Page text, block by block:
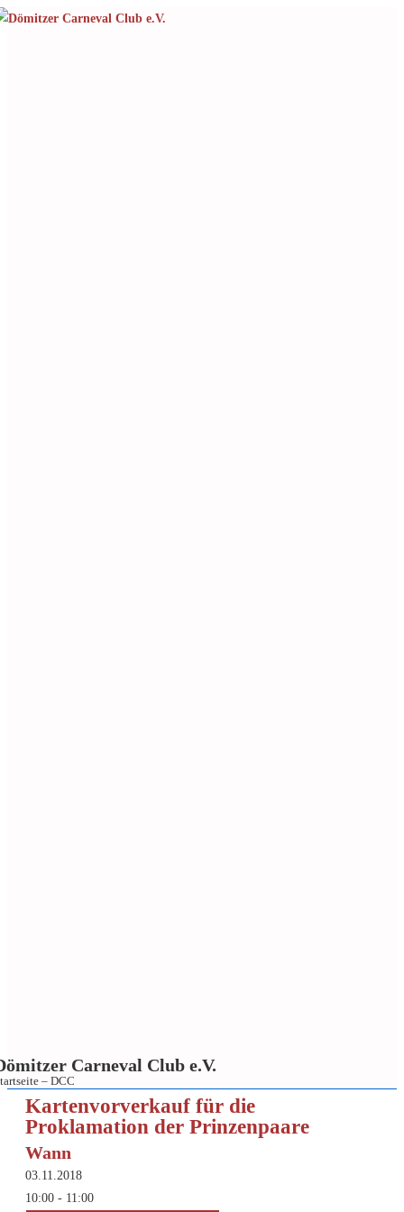
Carneval Club e.V.
– DCC
Zum
Inhalt
Kartenvorverkauf für die
Proklamation der Prinzenpaare
Wann
03.11.2018
10:00 - 11:00